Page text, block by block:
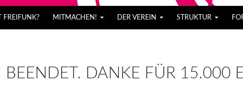
FREIFUNK? MITMACHEN! DER VEREIN STRUKTUR
DANKE FÜR 15.000